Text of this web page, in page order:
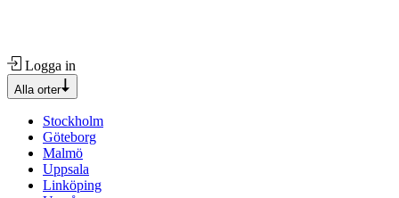
Logga in
Alla orter
Stockholm
Göteborg
Malmö
Uppsala
Linköping